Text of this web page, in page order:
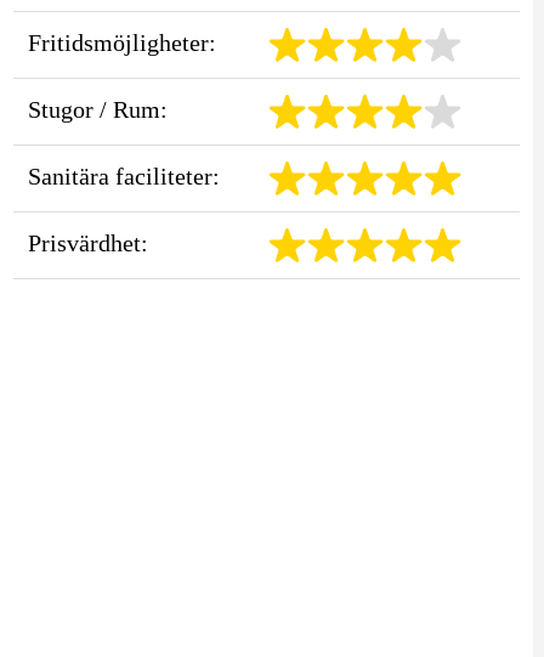
Fritidsmöjligheter:
Stugor / Rum:
Sanitära faciliteter:
Prisvärdhet: